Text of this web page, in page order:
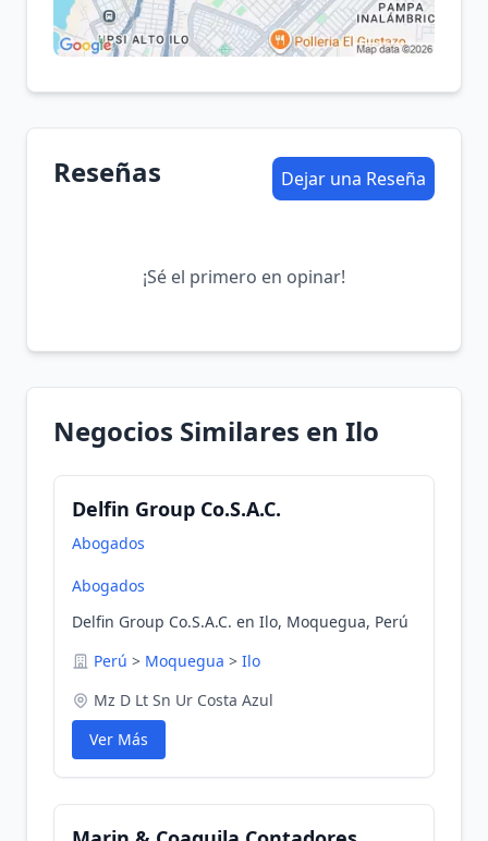
Reseñas Dejar una Reseña
¡Sé el primero en opinar!
Negocios Similares en Ilo
Delfin Group Co.S.A.C.
Abogados
Abogados
Delfin Group Co.S.A.C. en Ilo, Moquegua, Perú
Perú > Moquegua > Ilo
Mz D Lt Sn Ur Costa Azul
Ver Más